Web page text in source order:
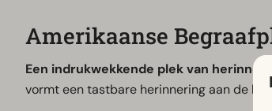
Amerikaanse
Een indrukwekkende plek van
vormt een tastbare herinnering aan de